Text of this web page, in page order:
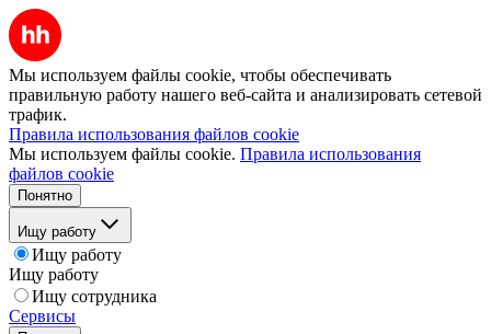
Мы используем файлы cookie, чтобы обеспечивать
правильную работу нашего веб-сайта и анализировать сетевой
трафик.
Правила использования файлов cookie
Мы используем файлы cookie. Правила использования
файлов cookie
Понятно
Ищу работу
Ищу работу
Ищу работу
Ищу сотрудника
Сервисы